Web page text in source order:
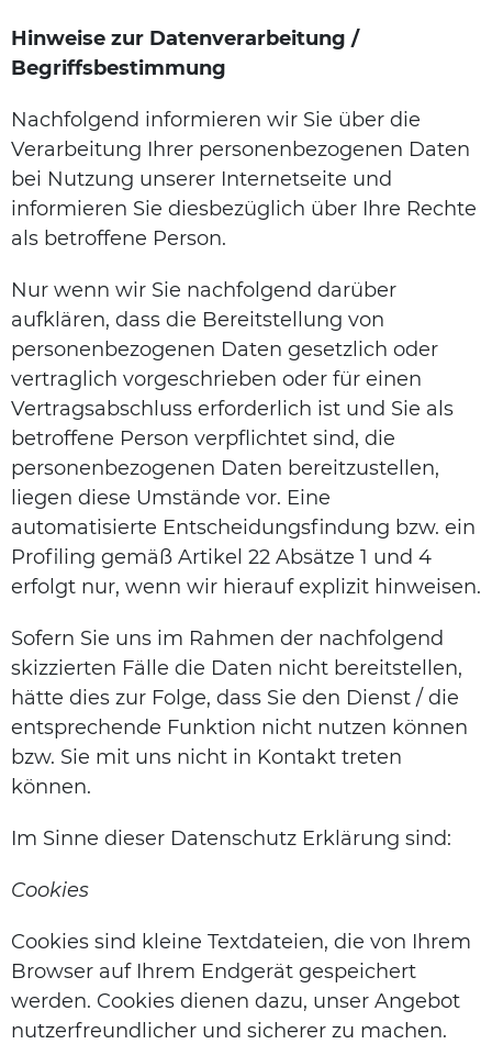
Hinweise zur Datenverarbeitung /
Begriffsbestimmung
Nachfolgend informieren wir Sie über die
Verarbeitung Ihrer personenbezogenen Daten
bei Nutzung unserer Internetseite und
informieren Sie diesbezüglich über Ihre Rechte
als betroffene Person.
Nur wenn wir Sie nachfolgend darüber
aufklären, dass die Bereitstellung von
personenbezogenen Daten gesetzlich oder
vertraglich vorgeschrieben oder für einen
Vertragsabschluss erforderlich ist und Sie als
betroffene Person verpflichtet sind, die
personenbezogenen Daten bereitzustellen,
liegen diese Umstände vor. Eine
automatisierte Entscheidungsfindung bzw. ein
Profiling gemäß Artikel 22 Absätze 1 und 4
erfolgt nur, wenn wir hierauf explizit hinweisen.
Sofern Sie uns im Rahmen der nachfolgend
skizzierten Fälle die Daten nicht bereitstellen,
hätte dies zur Folge, dass Sie den Dienst / die
entsprechende Funktion nicht nutzen können
bzw. Sie mit uns nicht in Kontakt treten
können.
Im Sinne dieser Datenschutz Erklärung sind:
Cookies
Cookies sind kleine Textdateien, die von Ihrem
Browser auf Ihrem Endgerät gespeichert
werden. Cookies dienen dazu, unser Angebot
nutzerfreundlicher und sicherer zu machen.